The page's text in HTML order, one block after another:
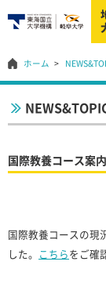
ホーム
国際教養コース案
国際教養コースの現
した。 こちらをご確